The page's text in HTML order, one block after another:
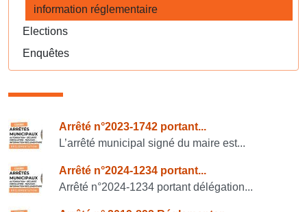
information réglementaire
Elections
Enquêtes
Consulter également
Arrêté n°2023-1742 portant...
L’arrêté municipal signé du maire est...
Arrêté n°2024-1234 portant...
Arrêté n°2024-1234 portant délégation...